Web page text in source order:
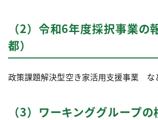
（2）令和6年度採択事業の
都）
政策課題解決型空き家活用支援事業 な
（3）ワーキンググループ